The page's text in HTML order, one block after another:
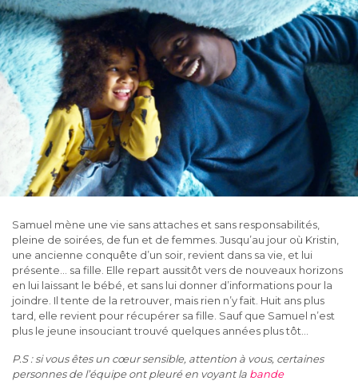
Samuel mène une vie sans attaches et sans responsabilités,
pleine de soirées, de fun et de femmes. Jusqu’au jour où Kristin,
une ancienne conquête d’un soir, revient dans sa vie, et lui
présente… sa fille. Elle repart aussitôt vers de nouveaux horizons
en lui laissant le bébé, et sans lui donner d’informations pour la
joindre. Il tente de la retrouver, mais rien n’y fait. Huit ans plus
tard, elle revient pour récupérer sa fille. Sauf que Samuel n’est
plus le jeune insouciant trouvé quelques années plus tôt…
P.S : si vous êtes un cœur sensible, attention à vous, certaines
personnes de l’équipe ont pleuré en voyant la bande